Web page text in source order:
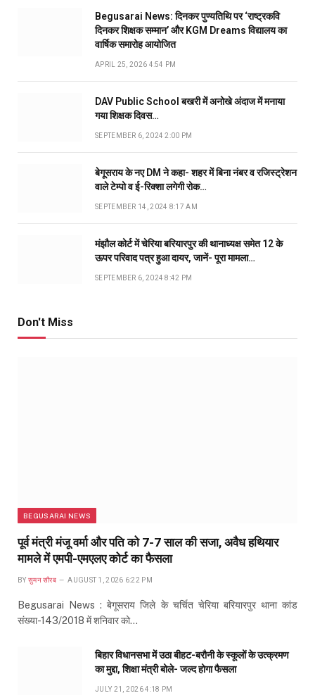
Begusarai News: दिनकर पुण्यतिथि पर ‘राष्ट्रकवि
दिनकर शिक्षक सम्मान’ और KGM Dreams विद्यालय का
वार्षिक समारोह आयोजित
APRIL 25, 2026 4:54 PM
DAV Public School बखरी में अनोखे अंदाज में मनाया
गया शिक्षक दिवस…
SEPTEMBER 6, 2024 2:00 PM
बेगूसराय के नए DM ने कहा- शहर में बिना नंबर व रजिस्ट्रेशन
वाले टेम्पो व ई-रिक्शा लगेगी रोक…
SEPTEMBER 14, 2024 8:17 AM
मंझौल कोर्ट में चेरिया बरियारपुर की थानाध्यक्ष समेत 12 के
ऊपर परिवाद पत्र हुआ दायर, जानें- पूरा मामला…
SEPTEMBER 6, 2024 8:42 PM
Don't Miss
BEGUSARAI NEWS
पूर्व मंत्री मंजू वर्मा और पति को 7-7 साल की सजा, अवैध हथियार
मामले में एमपी-एमएलए कोर्ट का फैसला
BY सुमन सौरब AUGUST 1, 2026 6:22 PM
Begusarai News : बेगूसराय जिले के चर्चित चेरिया बरियारपुर थाना कांड
संख्या-143/2018 में शनिवार को…
बिहार विधानसभा में उठा बीहट-बरौनी के स्कूलों के उत्क्रमण
का मुद्दा, शिक्षा मंत्री बोले- जल्द होगा फैसला
JULY 21, 2026 4:18 PM